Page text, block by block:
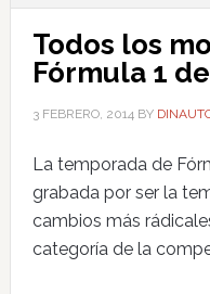
Todos los
Fórmula 1
3 FEBRERO, 2014BY
La temporada de
grabada por ser la
cambios más
categoría de la